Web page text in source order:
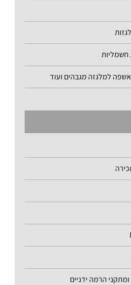
חשמליות
אשפה למלגזה מגבהים ועוד
הרמה ידניים